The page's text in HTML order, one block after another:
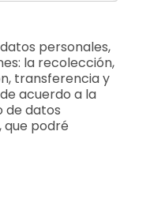
personales,
la recolección,
transferencia y
acuerdo a la
datos
que podré